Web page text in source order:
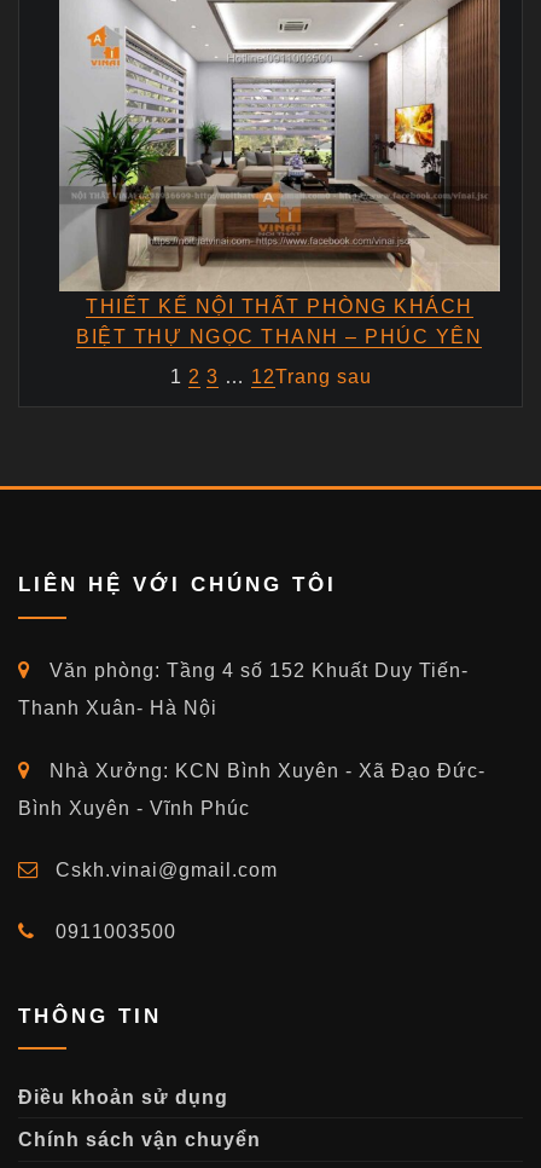
THIẾT KẾ NỘI THẤT PHÒNG KHÁCH
BIỆT THỰ NGỌC THANH – PHÚC YÊN
1 2 3 … 12Trang sau
LIÊN HỆ VỚI CHÚNG TÔI
Văn phòng: Tầng 4 số 152 Khuất Duy Tiến-
Thanh Xuân- Hà Nội
Nhà Xưởng: KCN Bình Xuyên - Xã Đạo Đức-
Bình Xuyên - Vĩnh Phúc
Cskh.vinai@gmail.com
0911003500
THÔNG TIN
Điều khoản sử dụng
Chính sách vận chuyển